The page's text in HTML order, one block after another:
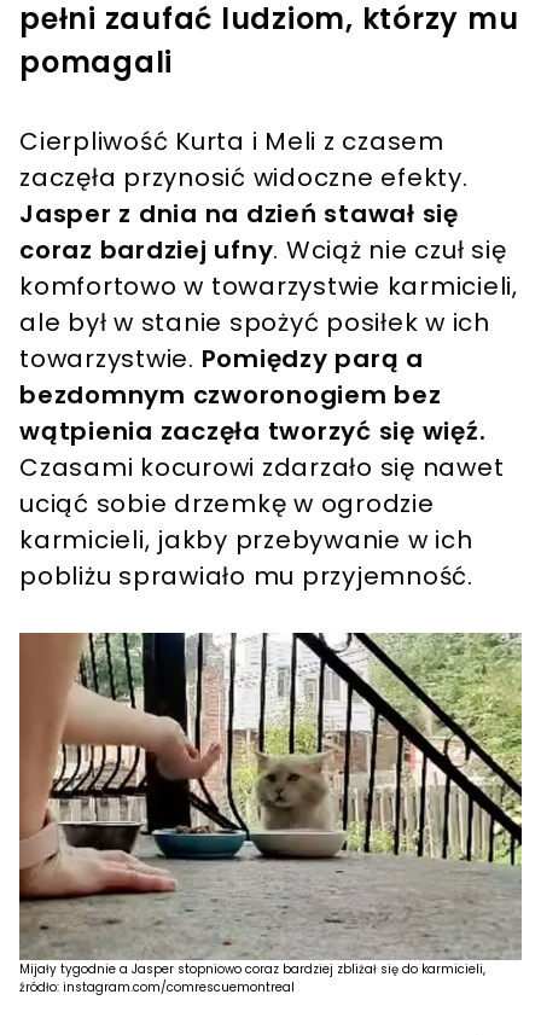
pełni zaufać ludziom, którzy mu
pomagali
Cierpliwość Kurta i Meli z czasem
zaczęła przynosić widoczne efekty.
Jasper z dnia na dzień stawał się
coraz bardziej ufny. Wciąż nie czuł się
komfortowo w towarzystwie karmicieli,
ale był w stanie spożyć posiłek w ich
towarzystwie. Pomiędzy parą a
bezdomnym czworonogiem bez
wątpienia zaczęła tworzyć się więź.
Czasami kocurowi zdarzało się nawet
uciąć sobie drzemkę w ogrodzie
karmicieli, jakby przebywanie w ich
pobliżu sprawiało mu przyjemność.
Mijały tygodnie a Jasper stopniowo coraz bardziej zbliżał się do karmicieli,
źródło: instagram.com/comrescuemontreal